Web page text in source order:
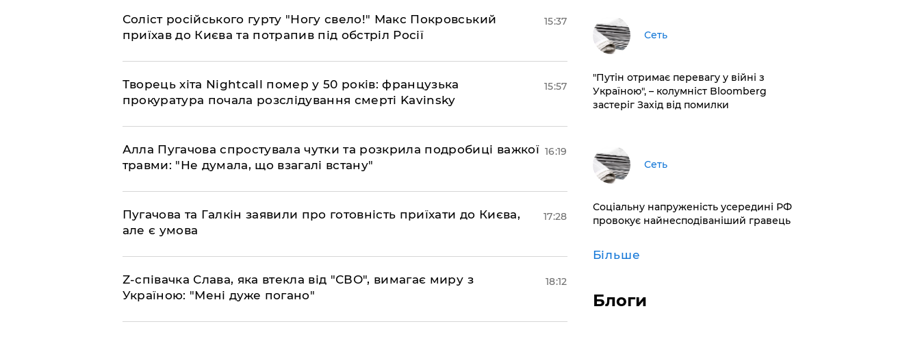
Соліст російського гурту "Ногу свело!" Макс Покровський
приїхав до Києва та потрапив під обстріл Росії
15:37
Творець хіта Nightcall помер у 50 років: французька
прокуратура почала розслідування смерті Kavinsky
15:57
Алла Пугачова спростувала чутки та розкрила подробиці важкої
травми: "Не думала, що взагалі встану"
16:19
​Пугачова та Галкін заявили про готовність приїхати до Києва,
але є умова
17:28
​Z-співачка Слава, яка втекла від "СВО", вимагає миру з
Україною: "Мені дуже погано"
18:12
Сеть
"Путін отримає перевагу у війні з
Україною", – колумніст Bloomberg
застеріг Захід від помилки
Сеть
Соціальну напруженість усередині РФ
провокує найнесподіваніший гравець
Більше
Блоги